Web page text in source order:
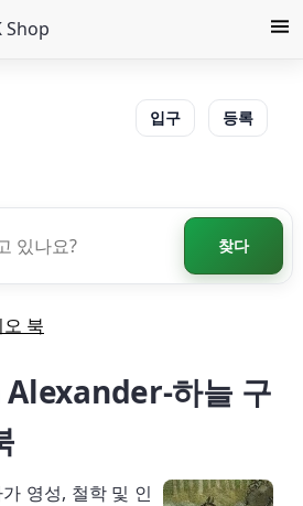
Shop
입구 등록
찾다
북
하늘 구
영성, 철학 및 인